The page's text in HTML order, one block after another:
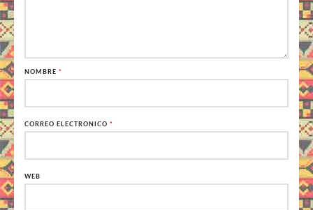
NOMBRE *
CORREO ELECTRÓNICO *
WEB